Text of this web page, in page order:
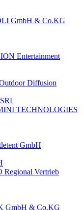
GmbH & Co.KG
Entertainment
Diffusion
TECHNOLOGIES
GmbH
Regional Vertrieb
GmbH & Co.KG